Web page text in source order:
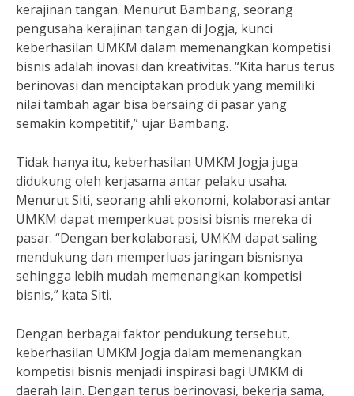
kerajinan tangan. Menurut Bambang, seorang
pengusaha kerajinan tangan di Jogja, kunci
keberhasilan UMKM dalam memenangkan kompetisi
bisnis adalah inovasi dan kreativitas. “Kita harus terus
berinovasi dan menciptakan produk yang memiliki
nilai tambah agar bisa bersaing di pasar yang
semakin kompetitif,” ujar Bambang.
Tidak hanya itu, keberhasilan UMKM Jogja juga
didukung oleh kerjasama antar pelaku usaha.
Menurut Siti, seorang ahli ekonomi, kolaborasi antar
UMKM dapat memperkuat posisi bisnis mereka di
pasar. “Dengan berkolaborasi, UMKM dapat saling
mendukung dan memperluas jaringan bisnisnya
sehingga lebih mudah memenangkan kompetisi
bisnis,” kata Siti.
Dengan berbagai faktor pendukung tersebut,
keberhasilan UMKM Jogja dalam memenangkan
kompetisi bisnis menjadi inspirasi bagi UMKM di
daerah lain. Dengan terus berinovasi, bekerja sama,